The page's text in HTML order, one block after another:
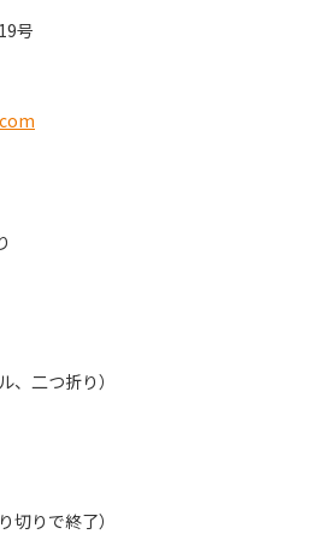
号
、二つ折り）
切りで終了）